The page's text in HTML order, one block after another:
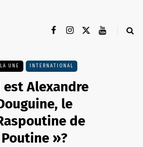
UNE INTERNATIONAL
est Alexandre
le
de
Poutine »?